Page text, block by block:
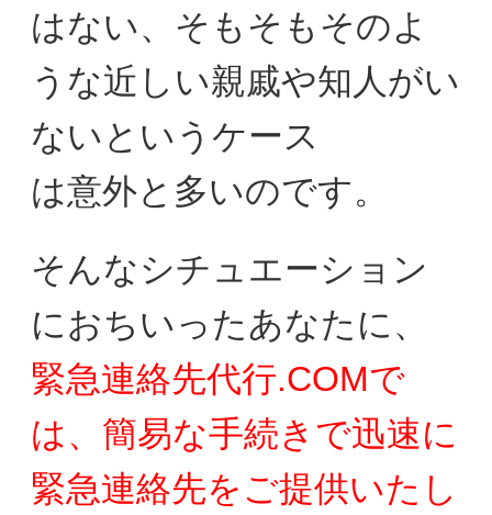
はない、 そもそもそのよ
うな近しい親戚や知人がい
ないというケース
は意外と多いのです。
そんなシチュエーション
におちいったあなたに、
緊急連絡先代行.COMで
は、簡易な手続きで迅速に
緊急連絡先をご提供いたし